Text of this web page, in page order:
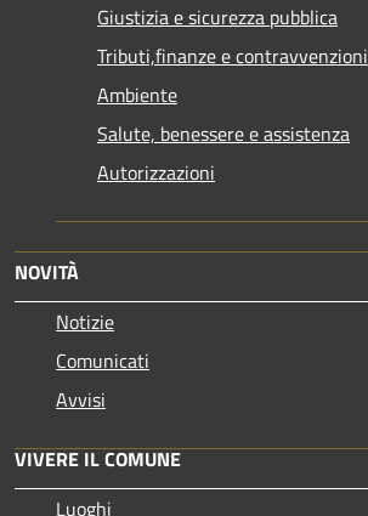
Giustizia e sicurezza pubblica
Tributi,finanze e contravvenzioni
Ambiente
Salute, benessere e assistenza
Autorizzazioni
NOVITÀ
Notizie
Comunicati
Avvisi
VIVERE IL COMUNE
Luoghi